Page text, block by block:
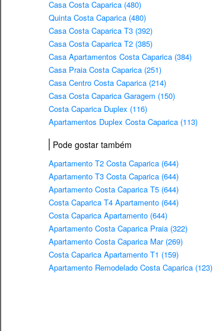
Casa Costa Caparica (480)
Quinta Costa Caparica (480)
Casa Costa Caparica T3 (392)
Casa Costa Caparica T2 (385)
Casa Apartamentos Costa Caparica (384)
Casa Praia Costa Caparica (251)
Casa Centro Costa Caparica (214)
Casa Costa Caparica Garagem (150)
Costa Caparica Duplex (116)
Apartamentos Duplex Costa Caparica (113)
Pode gostar também
Apartamento T2 Costa Caparica (644)
Apartamento T3 Costa Caparica (644)
Apartamento Costa Caparica T5 (644)
Costa Caparica T4 Apartamento (644)
Costa Caparica Apartamento (644)
Apartamento Costa Caparica Praia (322)
Apartamento Costa Caparica Mar (269)
Costa Caparica Apartamento T1 (159)
Apartamento Remodelado Costa Caparica (123)